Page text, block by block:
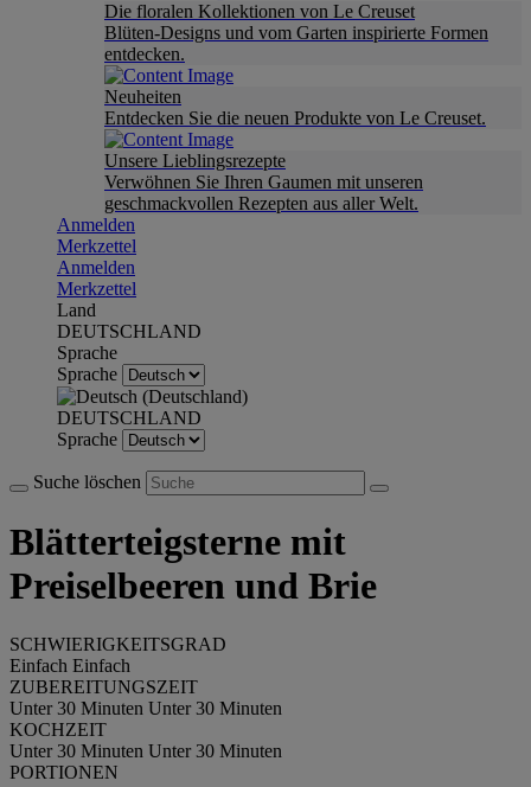
Die floralen Kollektionen von Le Creuset
Blüten-Designs und vom Garten inspirierte Formen
entdecken.
Neuheiten
Entdecken Sie die neuen Produkte von Le Creuset.
Unsere Lieblingsrezepte
Verwöhnen Sie Ihren Gaumen mit unseren
geschmackvollen Rezepten aus aller Welt.
Anmelden
Merkzettel
Anmelden
Merkzettel
Land
DEUTSCHLAND
Sprache
Sprache
DEUTSCHLAND
Sprache
Suche löschen
Blätterteigsterne mit
Preiselbeeren und Brie
SCHWIERIGKEITSGRAD
Einfach Einfach
ZUBEREITUNGSZEIT
Unter 30 Minuten Unter 30 Minuten
KOCHZEIT
Unter 30 Minuten Unter 30 Minuten
PORTIONEN